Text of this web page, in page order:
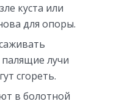
куста или
для опоры.
лучи
сгореть.
в болотной